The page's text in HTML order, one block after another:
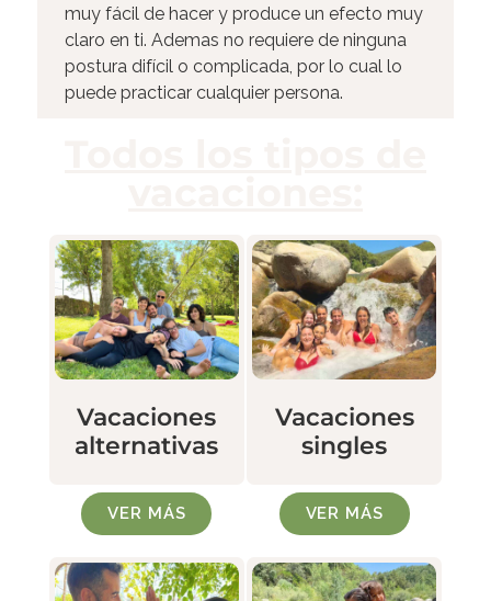
muy fácil de hacer y produce un efecto muy
claro en ti. Ademas no requiere de ninguna
postura difícil o complicada, por lo cual lo
puede practicar cualquier persona.
Vacaciones
alternativas
VER MÁS
Vacaciones
singles
VER MÁS